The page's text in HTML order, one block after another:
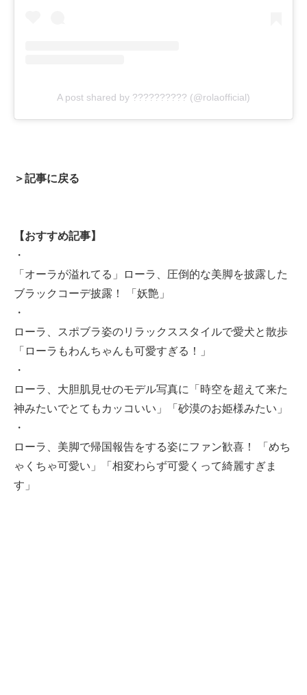
A post shared by ?????????? (@rolaofficial)
＞記事に戻る
【おすすめ記事】
・
「オーラが溢れてる」ローラ、圧倒的な美脚を披露した
ブラックコーデ披露！ 「妖艶」
・
ローラ、スポブラ姿のリラックススタイルで愛犬と散歩
「ローラもわんちゃんも可愛すぎる！」
・
ローラ、大胆肌見せのモデル写真に「時空を超えて来た
神みたいでとてもカッコいい」「砂漠のお姫様みたい」
・
ローラ、美脚で帰国報告をする姿にファン歓喜！ 「めち
ゃくちゃ可愛い」「相変わらず可愛くって綺麗すぎま
す」